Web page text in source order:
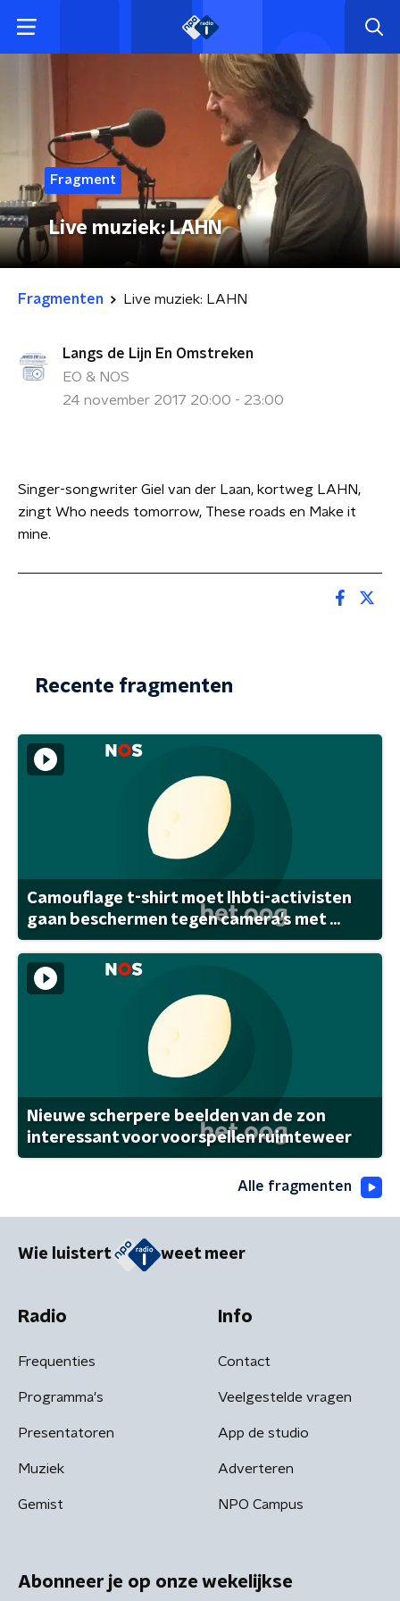
Fragment
Live muziek: LAHN
Fragmenten Live muziek: LAHN
Langs de Lijn En Omstreken
EO & NOS
24 november 2017 20:00 - 23:00
Singer-songwriter Giel van der Laan, kortweg LAHN,
zingt Who needs tomorrow, These roads en Make it
mine.
Recente fragmenten
Camouflage t-shirt moet lhbti-activisten
gaan beschermen tegen camera's met ...
Nieuwe scherpere beelden van de zon
interessant voor voorspellen ruimteweer
Alle fragmenten
Wie luistert weet meer
Radio
Frequenties
Programma's
Presentatoren
Muziek
Gemist
Info
Contact
Veelgestelde vragen
App de studio
Adverteren
NPO Campus
Abonneer je op onze wekelijkse